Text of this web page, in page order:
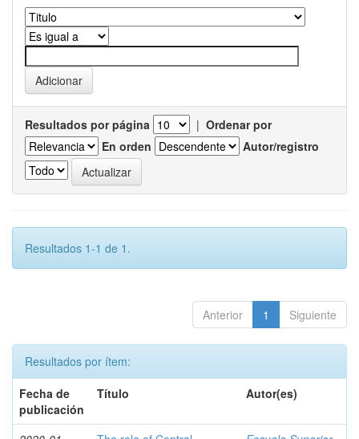
Resultados por página | Ordenar por
En orden
Autor/registro
Resultados 1-1 de 1.
Anterior 1 Siguiente
Resultados por ítem:
Fecha de
publicación
Título Autor(es)